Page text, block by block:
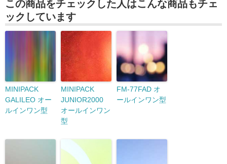
この商品をチェックした人はこんな商品もチェ
ックしています
MINIPACK
GALILEO オー
ルインワン型
MINIPACK
JUNIOR2000
オールインワン
型
FM-77FAD オ
ールインワン型